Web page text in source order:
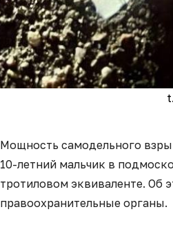
Мощность самодельного
10-летний мальчик в
тротиловом эквиваленте. Об
правоохранительные органы.